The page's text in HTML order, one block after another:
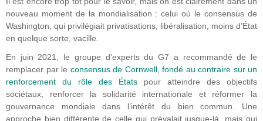
nouveau moment de la mondialisation : celui où le consensus de
Washington, qui privilégiait privatisations, libéralisation, moins d’État
en quelque sorte, vacille.
En juin 2021, le groupe d’experts du G7 a recommandé de le
remplacer par le consensus de Cornwell, fondé au contraire sur un
renforcement du rôle des États pour atteindre des objectifs
sociétaux, renforcer la solidarité internationale et réformer la
gouvernance mondiale dans l’intérêt du bien commun. Une
approche bien différente de celle qui prévalait jusque-là, mais qui